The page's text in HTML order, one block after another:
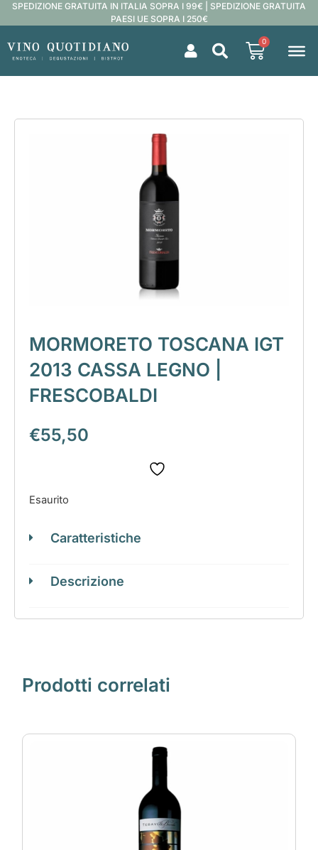
SPEDIZIONE GRATUITA IN ITALIA SOPRA I 99€ | SPEDIZIONE GRATUITA
PAESI UE SOPRA I 250€
0
MORMORETO TOSCANA IGT
2013 CASSA LEGNO |
FRESCOBALDI
€55,50
Esaurito
Caratteristiche
Descrizione
Prodotti correlati